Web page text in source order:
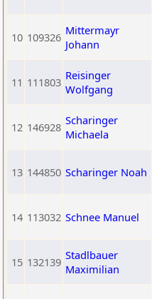
10 109326 Mittermayr
Johann
11 111803 Reisinger
Wolfgang
12 146928 Scharinger
Michaela
13 144850 Scharinger Noah
14 113032 Schnee Manuel
15 132139 Stadlbauer
Maximilian